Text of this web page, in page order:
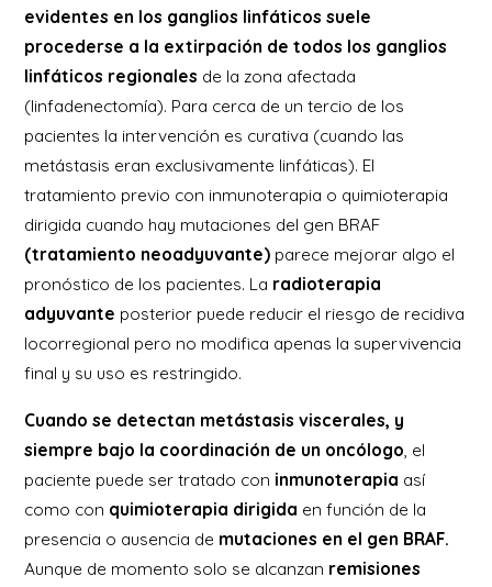
evidentes en los ganglios linfáticos suele
procederse a la extirpación de todos los ganglios
linfáticos regionales de la zona afectada
(linfadenectomía). Para cerca de un tercio de los
pacientes la intervención es curativa (cuando las
metástasis eran exclusivamente linfáticas). El
tratamiento previo con inmunoterapia o quimioterapia
dirigida cuando hay mutaciones del gen BRAF
(tratamiento neoadyuvante) parece mejorar algo el
pronóstico de los pacientes. La radioterapia
adyuvante posterior puede reducir el riesgo de recidiva
locorregional pero no modifica apenas la supervivencia
final y su uso es restringido.
Cuando se detectan metástasis viscerales, y
siempre bajo la coordinación de un oncólogo, el
paciente puede ser tratado con inmunoterapia así
como con quimioterapia dirigida en función de la
presencia o ausencia de mutaciones en el gen BRAF.
Aunque de momento solo se alcanzan remisiones